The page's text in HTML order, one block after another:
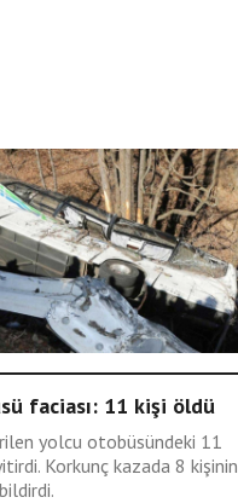
faciası: 11 kişi öldü
yolcu otobüsündeki 11
Korkunç kazada 8 kişinin